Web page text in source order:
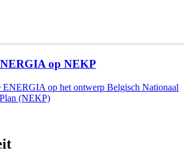
op NEKP
ENERGIA op het ontwerp Belgisch Nationaal
(NEKP)